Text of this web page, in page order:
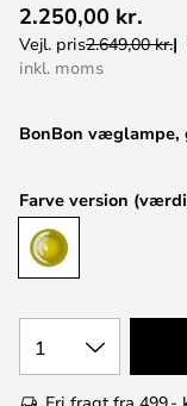
til
starten
BonBon væglampe,
2.250,00 kr.
Vejl. pris2.649,00 kr.
inkl. moms
Farve version
1